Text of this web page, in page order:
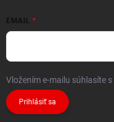
EMAIL
Vložením e-mailu súhlasíte s
Prihlásiť sa